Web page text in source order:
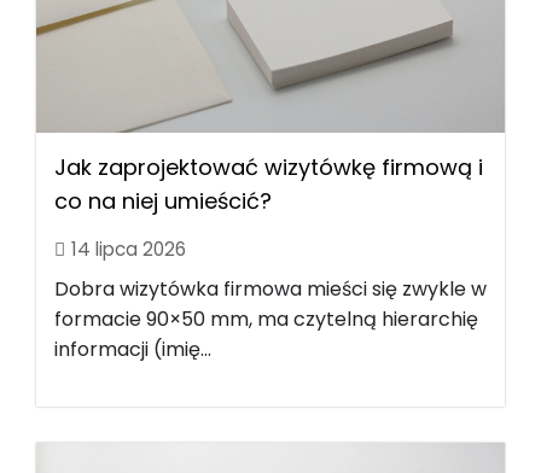
Jak zaprojektować wizytówkę firmową i
co na niej umieścić?
14 lipca 2026
Dobra wizytówka firmowa mieści się zwykle w
formacie 90×50 mm, ma czytelną hierarchię
informacji (imię...